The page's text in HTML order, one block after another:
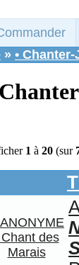
» •
1 à 20 (sur